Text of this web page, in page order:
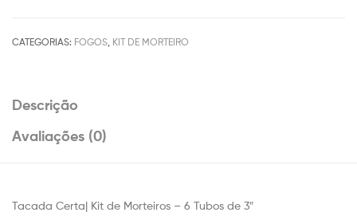
CATEGORIAS: FOGOS KIT DE MORTEIRO
Descrição
Avaliações (0)
Tacada Certa| Kit de Morteiros – 6 Tubos de 3″